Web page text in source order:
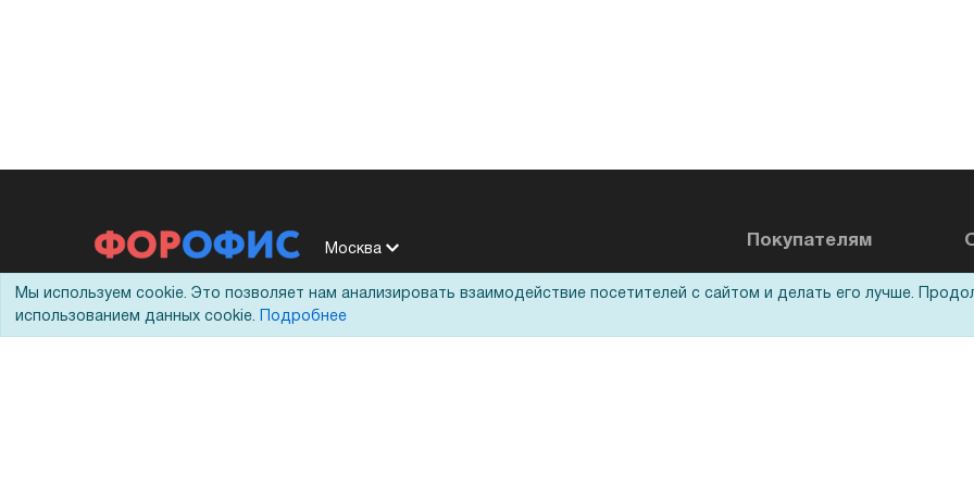
Москва
Москва, 1-й Вязовский проезд, 5с1
Покупателям
Акции
Мы используем cookie. Это позволяет нам анализировать взаимодействие посетителей с сайтом и делать его лучше.
использованием данных cookie.
Подробнее